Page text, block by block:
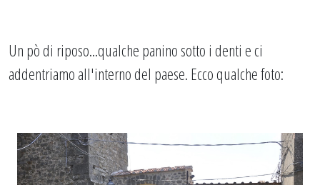
Un pò di riposo...qualche panino sotto i denti e ci
addentriamo all'interno del paese. Ecco qualche foto: